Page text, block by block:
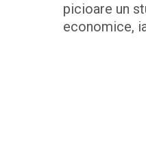
picioare un
economice,